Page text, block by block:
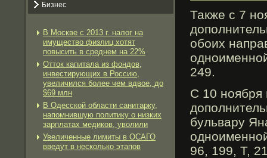
Бизнес
В Москве с 2013 г. налог на
имущество физлиц хотят
повысить в среднем на 22%
Отток капитала из фондов,
инвестирующих в Россию,
увеличился более чем вдвое, до
$69 млн
В Одесской области санитарку,
напомнившую политику о низких
зарплатах медиков, уволили
Увеличенные лимиты в ОСАГО
введут в несколько этапов
Также с 7
обοих
249.
С 10 ноября
бульвару
96, 199, Т,